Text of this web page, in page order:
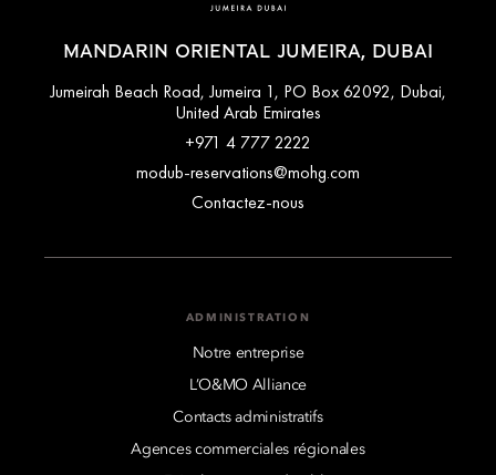
location with convenient access to Dubai's most iconic
MANDARIN ORIENTAL JUMEIRA, DUBAI
Jumeirah Beach Road, Jumeira 1, PO Box 62092, Dubai,
United Arab Emirates
+971 4 777 2222
modub-reservations@mohg.com
Contactez-nous
ADMINISTRATION
Notre entreprise
L’O&MO Alliance
Contacts administratifs
Agences commerciales régionales